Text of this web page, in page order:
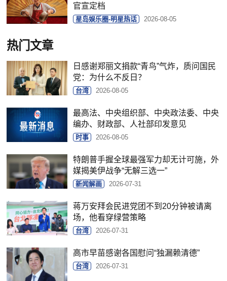
官宣定档
星岛娱乐圈-明星热话 2026-08-05
热门文章
日感谢郑丽文捐款“青鸟”气炸，质问国民
党：为什么不反日？
台湾 2026-08-05
最高法、中央组织部、中央政法委、中央
编办、财政部、人社部印发意见
时事 2026-08-05
特朗普手握全球最强军力却无计可施，外
媒揭美伊战争“无解三选一”
新闻解画 2026-07-31
蒋万安拜会民进党团不到20分钟被请离
场，他看穿绿营策略
台湾 2026-07-31
高市早苗感谢各国慰问“独漏赖清德”
台湾 2026-07-31